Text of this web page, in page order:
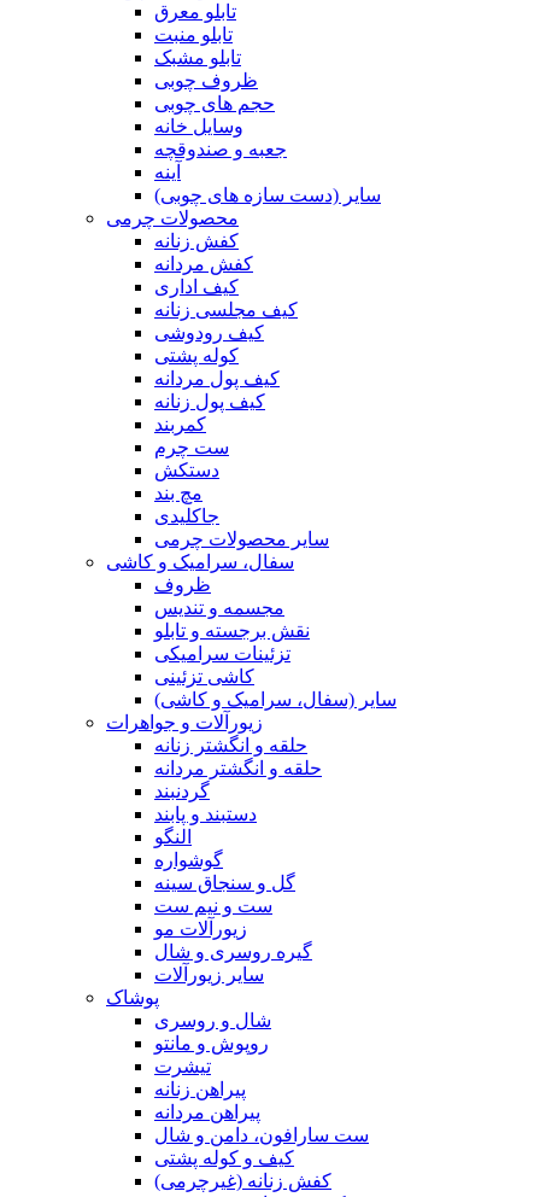
تابلو معرق
تابلو منبت
تابلو مشبک
ظروف چوبی
حجم های چوبی
وسایل خانه
جعبه و صندوقچه
آینه
سایر (دست سازه های چوبی)
محصولات چرمی
کفش زنانه
کفش مردانه
کیف اداری
کیف مجلسی زنانه
کیف رودوشی
کوله پشتی
کیف پول مردانه
کیف پول زنانه
کمربند
ست چرم
دستکش
مچ بند
جاکلیدی
سایر محصولات چرمی
سفال، سرامیک و کاشی
ظروف
مجسمه و تندیس
نقش برجسته و تابلو
تزئینات سرامیکی
کاشی تزئینی
سایر (سفال، سرامیک و کاشی)
زیورآلات و جواهرات
حلقه و انگشتر زنانه
حلقه و انگشتر مردانه
گردنبند
دستبند و پابند
النگو
گوشواره
گل و سنجاق سینه
ست و نیم ست
زیورآلات مو
گیره روسری و شال
سایر زیورآلات
پوشاک
شال و روسری
روپوش و مانتو
تیشرت
پیراهن زنانه
پیراهن مردانه
ست سارافون، دامن و شال
کیف و کوله پشتی
کفش زنانه (غیرچرمی)